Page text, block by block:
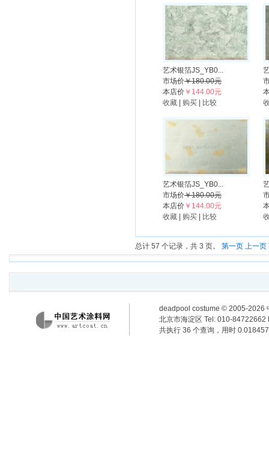
艺术银箔JS_YB0...
市场价￥180.00元
本店价 ￥144.00元
收藏
购买 比较
艺术银箔JS_YB0...
市场价￥180.00元
本店价 ￥144.00元
收藏
购买 比较
总计 57 个记录，共 3 页。 第一页 上一页
deadpool costume © 2005-2026
北京市海淀区 Tel: 010-84722662
共执行 36 个查询，用时